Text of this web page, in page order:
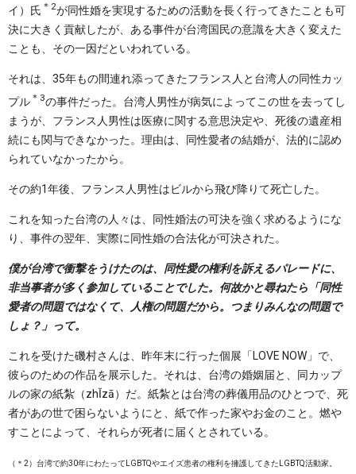
イ）氏 ＊2が同性婚を実現するための活動を長く行ってきたことも可
決に大きく貢献したが、ある事件が台湾国民の意識を大きく変えた
ことも、その一因だといわれている。
それは、35年もの間連れ添ってきたフランス人と台湾人の同性カッ
プル ＊3の事件だった。台湾人男性が病気によってこの世を去ってし
まうが、フランス人男性は医療に関する意思決定や、死後の遺産相
続にも関与できなかった。理由は、同性愛者の結婚が、法的に認め
られていなかったから。
その約1年後、フランス人男性はビルから飛び降りて死亡した。
これを知った台湾の人々は、同性婚法の可決を強く求めるようにな
り、事件の翌年、実際に同性婚の合法化が可決された。
僕が台湾で衝撃をうけたのは、同性愛の権利を訴えるパレードに、
非当事者が多く参加していることでした。何故かと尋ねたら「同性
愛者の問題ではなくて、人権の問題だから。つまりみんなの問題で
しょ？」って。
これを受けた磯村さんは、昨年末に行った個展「LOVE NOW」で、
彼らのための作品を展示した。それは、台湾の婚姻届と、同カップ
ルの家の紙紮（zhĬzā）だ。紙紮とは台湾の葬儀用品のひとつで、死
者があの世で困らないようにと、紙で作った家やお金のこと。燃や
すことによって、それらが死者に届くとされている。
（＊2）台湾で約30年にわたってLGBTQやエイズ患者の権利を擁護してきたLGBTQ活動家。